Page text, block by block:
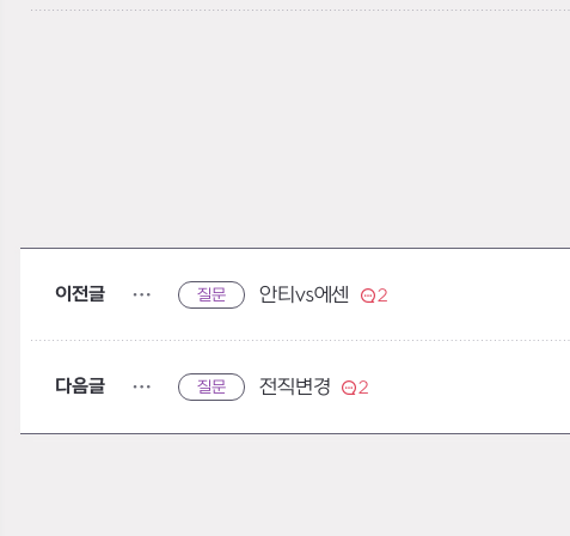
이전글 질문 안티vs에센 2
다음글 질문 전직변경 2